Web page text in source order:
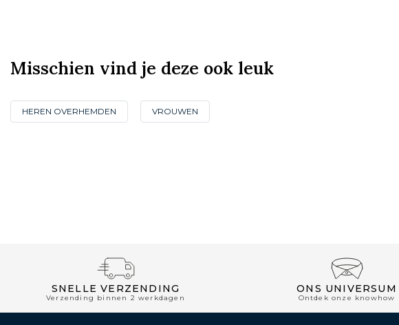
Misschien vind je deze ook leuk
HEREN OVERHEMDEN VROUWEN
SNELLE VERZENDING
Verzending binnen 2 werkdagen
ONS UNIVERSUM
Ontdek onze knowhow